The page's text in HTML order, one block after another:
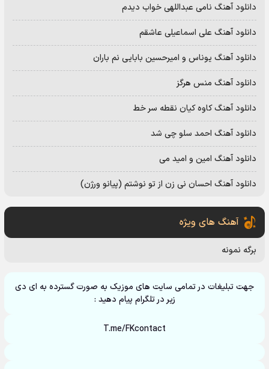
دانلود آهنگ نامی عبداللهی خواب دیدم
دانلود آهنگ علی اسماعیلی عاشقم
دانلود آهنگ یوناس و امیرحسین بابایی نم باران
دانلود آهنگ منس هرگز
دانلود آهنگ کاوه کیان نقطه سر خط
دانلود آهنگ احمد سلو چی شد
دانلود آهنگ امین و امید می
دانلود آهنگ احسان نی زن از تو نوشتم (پیانو ورژن)
آهنگ های ویژه
برگه نمونه
جهت تبلیغات در تمامی سایت های موزیک به صورت گسترده به ای دی
زیر در تلگرام پیام دهید :
T.me/FKcontact